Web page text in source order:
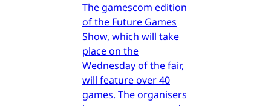
The gamescom edition
of the Future Games
Show, which will take
place on the
Wednesday of the fair,
will feature over 40
games. The organisers